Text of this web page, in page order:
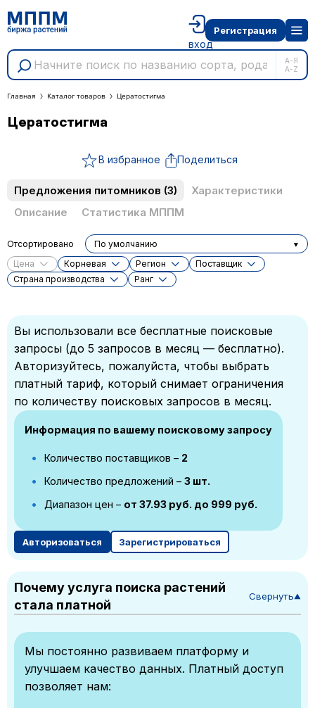
А-Я
A-Z
вход
Регистрация
Главная Каталог товаров Цератостигма
Цератостигма
В избранное Поделиться
Предложения питомников (3)
Характеристики
Описание
Статистика МППМ
Цена Корневая Регион
Поставщик
Cтрана производства
Ранг
Отсортировано По умолчанию
Вы использовали все бесплатные поисковые
запросы (до 5 запросов в месяц — бесплатно).
Авторизуйтесь, пожалуйста, чтобы выбрать
платный тариф, который снимает ограничения
по количеству поисковых запросов в месяц.
Информация по вашему поисковому запросу
Количество поставщиков – 2
Количество предложений – 3 шт.
Диапазон цен – от 37.93 руб. до 999 руб.
Авторизоваться Зарегистрироваться
Почему услуга поиска растений
стала платной
Свернуть▼
Мы постоянно развиваем платформу и
улучшаем качество данных. Платный доступ
позволяет нам: